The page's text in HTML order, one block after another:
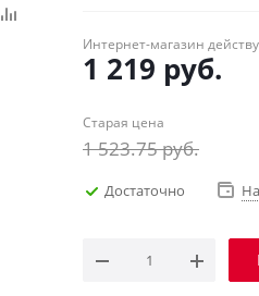
Интернет-магазин
1 219 руб.
Старая цена
1 523.75руб.
Достаточно